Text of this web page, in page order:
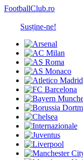
FootballClub.ro
Susține-ne!